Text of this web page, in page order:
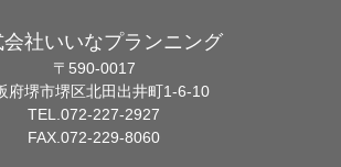
会社いいなプランニング
〒590-0017
府堺市堺区北田出井町1-6-10
TEL.072-227-2927
FAX.072-229-8060